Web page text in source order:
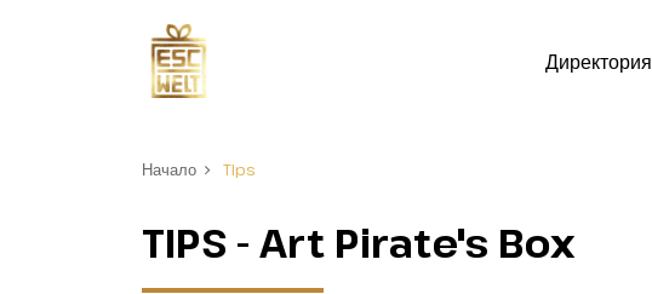
Директория
Начало Tips
TIPS - Art Pirate's Box